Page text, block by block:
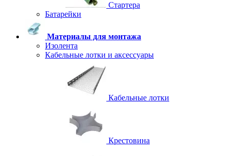
Стартера
Батарейки
Материалы для монтажа
Изолента
Кабельные лотки и аксессуары
Кабельные лотки
Крестовина